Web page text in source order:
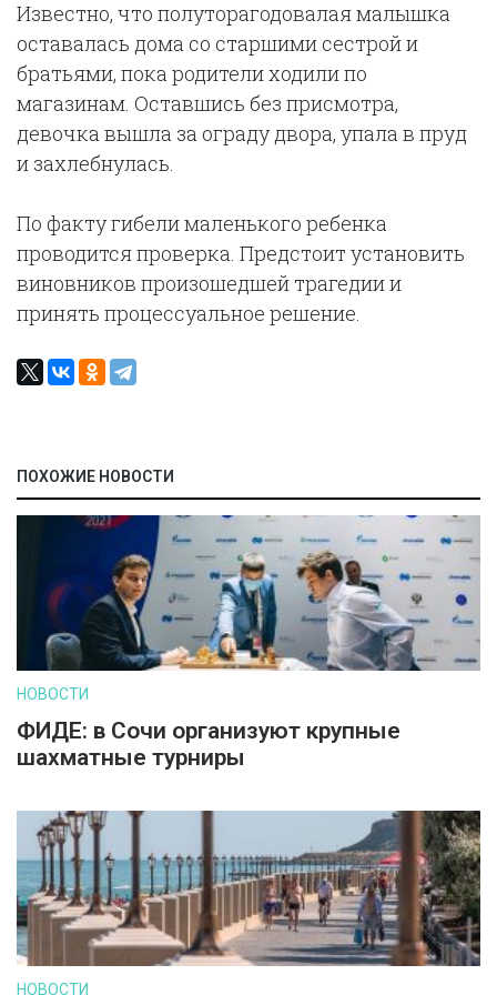
Известно, что полуторагодовалая малышка
оставалась дома со старшими сестрой и
братьями, пока родители ходили по
магазинам. Оставшись без присмотра,
девочка вышла за ограду двора, упала в пруд
и захлебнулась.
По факту гибели маленького ребенка
проводится проверка. Предстоит установить
виновников произошедшей трагедии и
принять процессуальное решение.
ПОХОЖИЕ НОВОСТИ
НОВОСТИ
ФИДЕ: в Сочи организуют крупные
шахматные турниры
НОВОСТИ